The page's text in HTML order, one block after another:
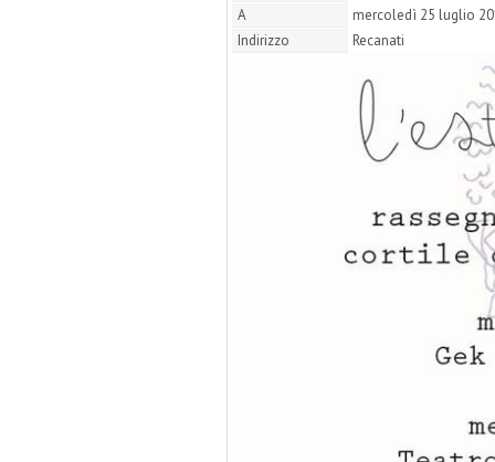
A
mercoledì 25 luglio
Indirizzo
Recanati